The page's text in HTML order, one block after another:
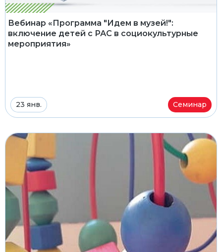
Вебинар «Программа "Идем в музей!":
включение детей с РАС в социокультурные
мероприятия»
23 янв. Семинар